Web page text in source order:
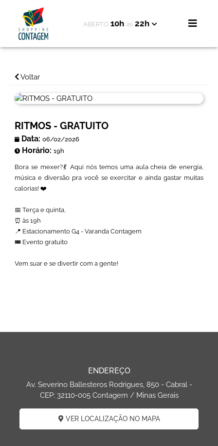
ABERTO 10h às 22h
Voltar
RITMOS - GRATUITO
Data: 06/02/2026
Horário: 19h
Bora se mexer?💃 Aqui nós temos uma aula cheia de energia,
música e diversão pra você se exercitar e ainda gastar muitas
calorias! ❤️
📅 Terça e quinta,
⏰ às 19h
📍 Estacionamento G4 - Varanda Contagem
🎟️ Evento gratuito
Vem suar e se divertir com a gente!
ENDEREÇO
Av. Severino Ballesteros Rodrigues, 850 - Cabral -
CEP: 32110-005 Contagem / Minas Gerais
VER LOCALIZAÇÃO NO MAPA